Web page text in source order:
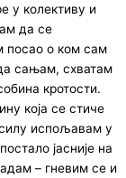
у колективу и
да се
посао о ком сам
сањам, схватам
кротости.
која се стиче
испољавам у
јасније на
– гневим се и